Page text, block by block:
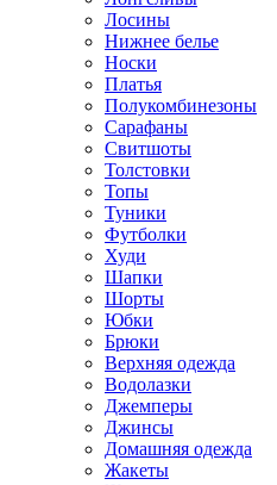
Лосины
Нижнее белье
Носки
Платья
Полукомбинезоны
Сарафаны
Свитшоты
Толстовки
Топы
Туники
Футболки
Худи
Шапки
Шорты
Юбки
Брюки
Верхняя одежда
Водолазки
Джемперы
Джинсы
Домашняя одежда
Жакеты